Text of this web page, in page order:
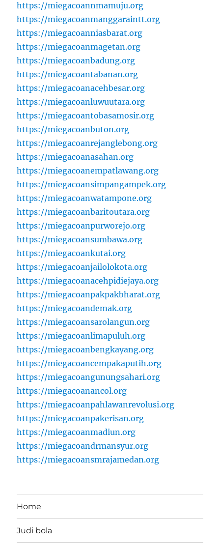
https://miegacoannmamuju.org
https://miegacoanmanggaraintt.org
https://miegacoanniasbarat.org
https://miegacoanmagetan.org
https://miegacoanbadung.org
https://miegacoantabanan.org
https://miegacoanacehbesar.org
https://miegacoanluwuutara.org
https://miegacoantobasamosir.org
https://miegacoanbuton.org
https://miegacoanrejanglebong.org
https://miegacoanasahan.org
https://miegacoanempatlawang.org
https://miegacoansimpangampek.org
https://miegacoanwatampone.org
https://miegacoanbaritoutara.org
https://miegacoanpurworejo.org
https://miegacoansumbawa.org
https://miegacoankutai.org
https://miegacoanjailolokota.org
https://miegacoanacehpidiejaya.org
https://miegacoanpakpakbharat.org
https://miegacoandemak.org
https://miegacoansarolangun.org
https://miegacoanlimapuluh.org
https://miegacoanbengkayang.org
https://miegacoancempakaputih.org
https://miegacoangunungsahari.org
https://miegacoanancol.org
https://miegacoanpahlawanrevolusi.org
https://miegacoanpakerisan.org
https://miegacoanmadiun.org
https://miegacoandrmansyur.org
https://miegacoansmrajamedan.org
Home
Judi bola